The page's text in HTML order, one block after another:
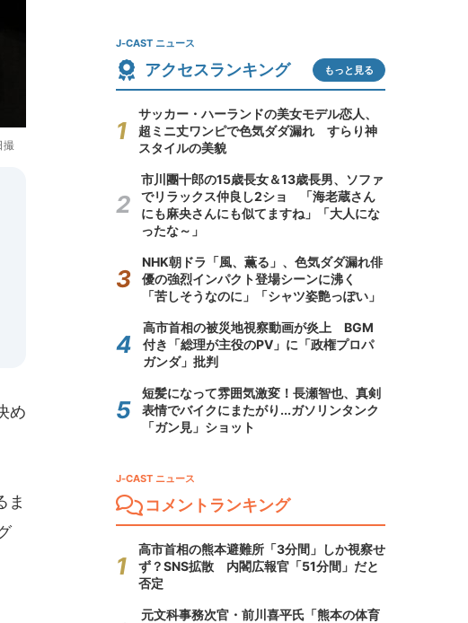
撮
め
ま
J-CAST ニュース
アクセスランキング もっと見る
サッカー・ハーランドの美女モデル恋人、
超ミニ丈ワンピで色気ダダ漏れ すらり神
スタイルの美貌
市川團十郎の15歳長女＆13歳長男、ソファ
でリラックス仲良し2ショ 「海老蔵さん
にも麻央さんにも似てますね」「大人にな
ったな～」
NHK朝ドラ「風、薫る」、色気ダダ漏れ俳
優の強烈インパクト登場シーンに沸く
「苦しそうなのに」「シャツ姿艶っぽい」
高市首相の被災地視察動画が炎上 BGM
付き「総理が主役のPV」に「政権プロパ
ガンダ」批判
短髪になって雰囲気激変！長瀬智也、真剣
表情でバイクにまたがり...ガソリンタンク
「ガン見」ショット
J-CAST ニュース
コメントランキング
高市首相の熊本避難所「3分間」しか視察せ
ず？SNS拡散 内閣広報官「51分間」だと
否定
元文科事務次官・前川喜平氏「熊本の体育